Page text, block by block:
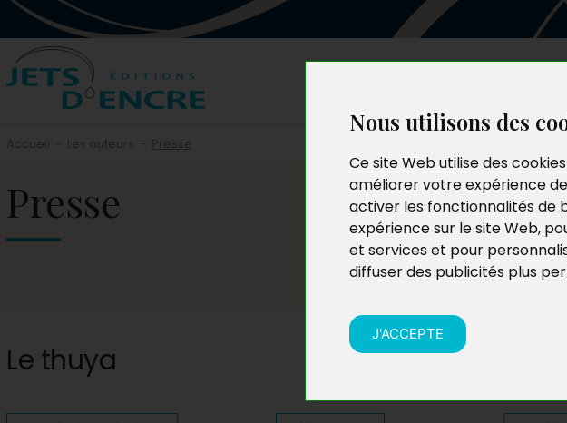
Nous utilisons des
Ce site Web utilise des
améliorer votre expérience
activer les fonctionnalités de
expérience sur le site Web,
et services et pour
diffuser des publicités plus
J'ACCEPTE
Presse
Le thuya